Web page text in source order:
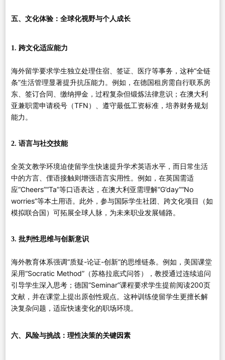
五、文化体验：全球化视野与个人成长
1. 跨文化适应能力
海外留学要求学生独立处理住宿、签证、医疗等事务，这种“全链
条”生活管理显著提升抗压能力。例如，在德国租房需自行联系房
东、签订合同、缴纳押金，过程复杂但锻炼法律意识；在澳大利
亚兼职需申请税号（TFN）、遵守最低工资标准，培养财务规划
能力。
2. 语言与社交技能
全英文教学环境迫使留学生快速提升学术英语水平，而日常生活
中的方言、俚语接触则增强语言实用性。例如，在英国需适
应“Cheers”“Ta”等口语表达，在澳大利亚需理解“G’day”“No
worries”等本土用语。此外，参与国际学生社团、跨文化项目（如
模拟联合国）可拓展全球人脉，为未来职业发展铺路。
3. 批判性思维与创新意识
海外教育体系强调“质疑-论证-创新”的思维链条。例如，美国课堂
采用“Socratic Method”（苏格拉底式问答），教授通过连续追问
引导学生深入思考；德国“Seminar”课程要求学生提前阅读200页
文献，并在课堂上提出原创性观点。这种训练使留学生更擅长解
决复杂问题，适应快速变化的职场环境。
六、风险与挑战：理性决策的关键因素